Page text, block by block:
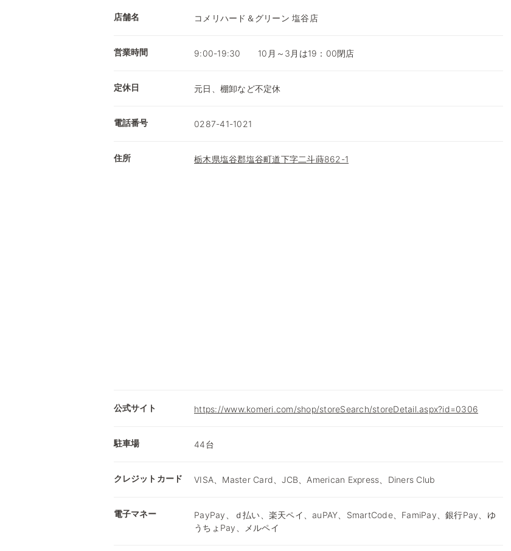
店舗名 コメリハード＆グリーン 塩谷店
営業時間 9:00-19:30 10月～3月は19：00閉店
定休日 元日、棚卸など不定休
電話番号 0287-41-1021
住所 栃木県塩谷郡塩谷町道下字二斗蒔862-1
公式サイト https://www.komeri.com/shop/storeSearch/storeDetail.aspx?id=0306
駐車場 44台
クレジットカード VISA、Master Card、JCB、American Express、Diners Club
電子マネー
PayPay、ｄ払い、楽天ペイ、auPAY、SmartCode、FamiPay、銀行Pay、ゆ
うちょPay、メルペイ